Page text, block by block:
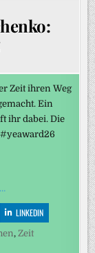
Zeit ihren Weg
Ein
ihr dabei. Die
LINKEDIN
, Zeit